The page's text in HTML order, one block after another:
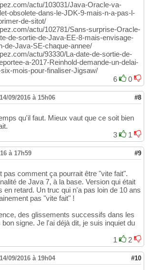
actu/103031/Java-Oracle-va-
obsolete-dans-le-JDK-9-mais-n-a-pas-l-
de-sitot/
actu/102781/Sans-surprise-Oracle-
de-sortie-de-Java-EE-8-mais-envisage-
de-Java-SE-chaque-annee/
actu/93330/La-date-de-sortie-de-
a-2017-Reinhold-demande-un-delai-
mois-pour-finaliser-Jigsaw/
6
0
09/2016 à 15h06 #8
qu'il faut. Mieux vaut que ce soit bien
3
1
à 17h59 #9
pas comment ça pourrait être "vite fait".
de Java 7, à la base. Version qui était
en retard. Un truc qui n'a pas loin de 10 ans
pas "vite fait" !
des glissements successifs dans les
signe. Je l'ai déjà dit, je suis inquiet du
1
2
09/2016 à 19h04 #10